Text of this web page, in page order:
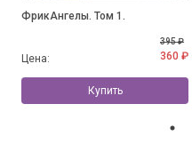
ФрикАнгелы. Том 1.
Цена:
395 ₽
360 ₽
Купить